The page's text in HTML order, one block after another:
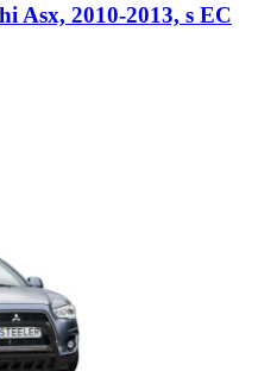
Asx, 2010-2013, s EC